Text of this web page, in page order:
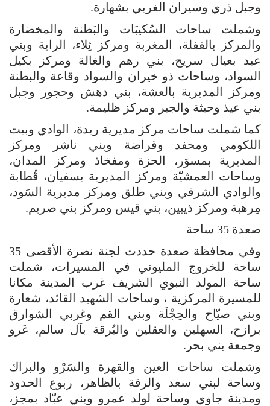
وجبل ذري وسيران الغربي بشهارة.
وشملت ساحات السُكيبَات والبَطنة والمخضارة
والمركز بالقفلة، المغربة ومركز ثِلاء، الراية وبني
عبد بعيال سريح، بني رهم والغالة ومركز بكيل
السواد، وساحات ذو خيران والسواد وقاعة والبطنة
ومركز المديرية بالعشة، بني دهش وحجور وجبل
بني عيذ وحيثة والجبر ومركز ظليمة.
كما شملت ساحات مركز مديرية ريدة، الوادي وبيت
اللكومي ومحفد وقراضة وبني ناشر ومركز
المديرية بمسوَر، الحزة ومفخاذ ومركز المدان،
وساحات العمشيّة ومركز المديرية بسفيان، قُطابة
والوادي الشرقي وبني طلق ومركز مديرية السَود،
مِرهبة ومركز ذيبين، بني قيس ومركز بني صريم.
صعدة 35 ساحة
وفي محافظة صعدة حددت لجنة نصرة الأقصى 35
ساحة للخروج المليوني في المسيرات، شملت
ساحة المولد النبوي الشريف غرب المدينة مكانا
للمسيرة المركزية ، وساحات الشهيد القائد، شعارة
وبني صيّاح والحِجْلَة وبني القم وغربي الشوارق
برازح، السهلين والعقلين والبُرقة بآل سالم، عَرو
وجمعة بني بحر.
وشملت ساحات العين والقهرة والسَرْو والبراك
وساحة لبني سعد والرقة بالظاهر، ربوع الحدود
ومدينة جاوي وساحة لولد عمرو وبني عبّاد بمجز،